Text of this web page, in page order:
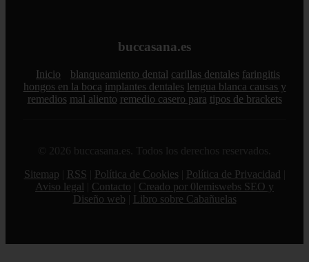
buccasana.es
Inicio blanqueamiento dental carillas dentales faringitis
hongos en la boca implantes dentales lengua blanca causas y
remedios mal aliento remedio casero para tipos de brackets
© 2026 buccasana.es. Todos los derechos reservados.
Sitemap
RSS Política de Cookies Política de Privacidad
Aviso legal
Contacto
Creado por 0lemiswebs SEO y
Diseño web
Libro sobre Cabañuelas